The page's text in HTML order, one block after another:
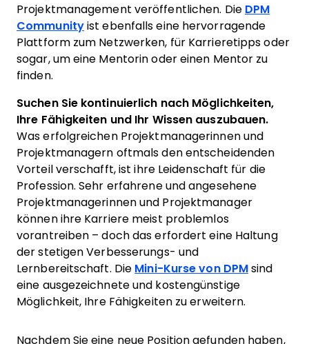
Projektmanagement veröffentlichen. Die DPM
Communityist ebenfalls eine hervorragende
Plattform zum Netzwerken, für Karrieretipps oder
sogar, um eine Mentorin oder einen Mentor zu
finden.
Suchen Sie kontinuierlich nach Möglichkeiten,
Ihre Fähigkeiten und Ihr Wissen auszubauen.
Was erfolgreichen Projektmanagerinnen und
Projektmanagern oftmals den entscheidenden
Vorteil verschafft, ist ihre Leidenschaft für die
Profession. Sehr erfahrene und angesehene
Projektmanagerinnen und Projektmanager
können ihre Karriere meist problemlos
vorantreiben – doch das erfordert eine Haltung
der stetigen Verbesserungs- und
Lernbereitschaft. Die Mini-Kurse von DPM sind
eine ausgezeichnete und kostengünstige
Möglichkeit, Ihre Fähigkeiten zu erweitern.
Nachdem Sie eine neue Position gefunden haben,